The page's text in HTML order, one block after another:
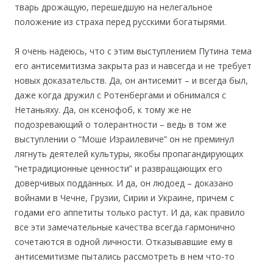
тварь дрожащую, перешедшую на нелегальное
положение из страха перед русскими богатырями.
Я очень надеюсь, что с этим выступлением Путина тема
его антисемитизма закрыта раз и навсегда и не требует
новых доказательств. Да, он антисемит – и всегда был,
даже когда дружил с Ротенбергами и обнимался с
Нетаньяху. Да, он ксенофоб, к тому же не
подозревающий о толерантности – ведь в том же
выступлении о “Моше Израилевиче” он не преминул
лягнуть деятелей культуры, якобы пропагандирующих
“нетрадиционные ценности” и развращающих его
доверчивых подданных. И да, он людоед – доказано
войнами в Чечне, Грузии, Сирии и Украине, причем с
годами его аппетиты только растут. И да, как правило
все эти замечательные качества всегда гармонично
сочетаются в одной личности. Отказывавшие ему в
антисемитизме пытались рассмотреть в нем что-то